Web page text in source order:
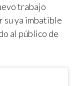
trabajo
su ya imbatible
al público de